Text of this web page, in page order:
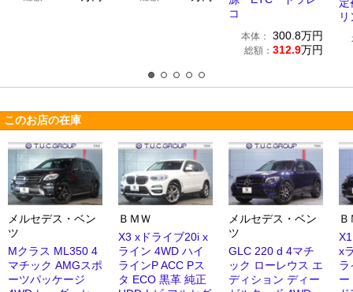
コ
本体： 300.8万円
総額： 312.9万円
このお店の在庫
メルセデス・ベン
ツ
Mクラス ML350 4
マチック AMGスポ
ーツパッケージ
ＢＭＷ
X3 xドライブ20i x
ライン 4WD ハイ
ラインP ACC Pス
タ ECO 黒革 純正
メルセデス・ベン
ツ
GLC 220 d 4マチ
ック ローレウス エ
ディション ディー
x
ラ
ー